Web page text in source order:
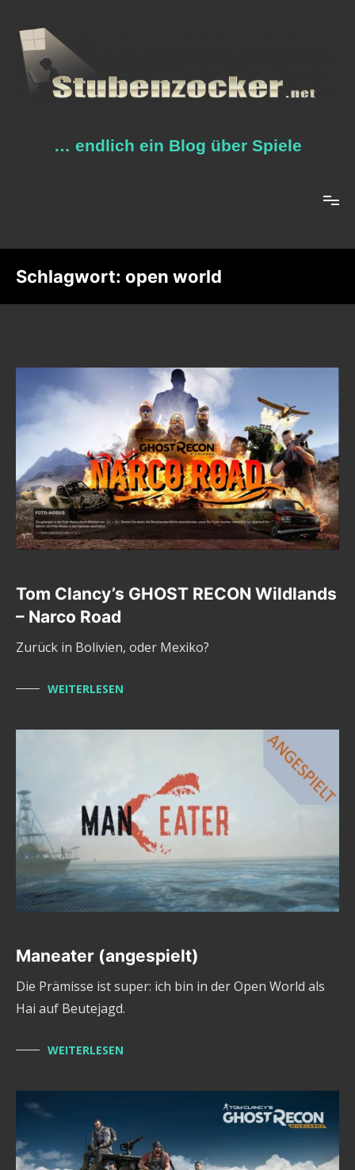
Inhalt
springen
… endlich ein Blog über Spiele
Schlagwort: open world
Tom Clancy’s GHOST RECON Wildlands
– Narco Road
Zurück in Bolivien, oder Mexiko?
WEITERLESEN
Maneater (angespielt)
Die Prämisse ist super: ich bin in der Open World als
Hai auf Beutejagd.
WEITERLESEN